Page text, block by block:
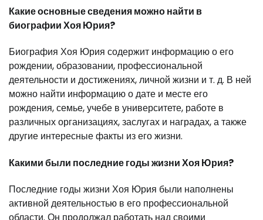
Какие основные сведения можно найти в
биографии Хоя Юрия?
Биография Хоя Юрия содержит информацию о его
рождении, образовании, профессиональной
деятельности и достижениях, личной жизни и т. д. В ней
можно найти информацию о дате и месте его
рождения, семье, учебе в университете, работе в
различных организациях, заслугах и наградах, а также
другие интересные факты из его жизни.
Какими были последние годы жизни Хоя Юрия?
Последние годы жизни Хоя Юрия были наполнены
активной деятельностью в его профессиональной